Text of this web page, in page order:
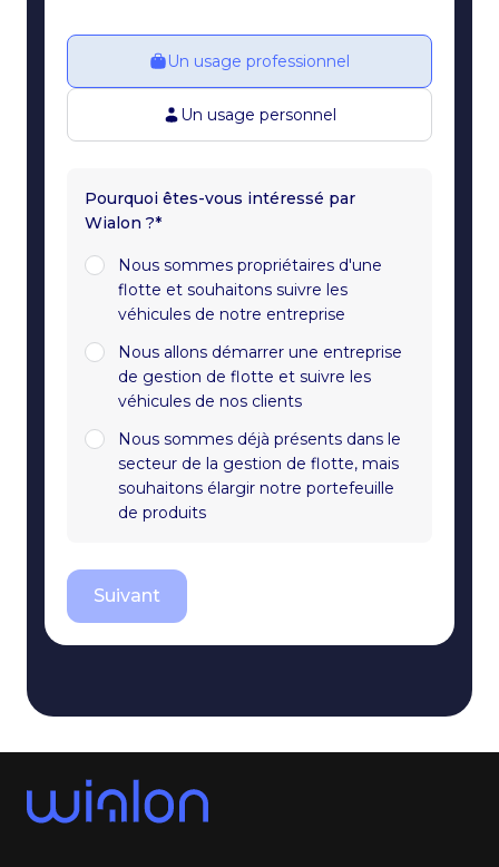
Un usage professionnel
Un usage personnel
Pourquoi êtes-vous intéressé par
Wialon ?*
Nous sommes propriétaires d'une
flotte et souhaitons suivre les
véhicules de notre entreprise
Nous allons démarrer une entreprise
de gestion de flotte et suivre les
véhicules de nos clients
Nous sommes déjà présents dans le
secteur de la gestion de flotte, mais
souhaitons élargir notre portefeuille
de produits
Suivant